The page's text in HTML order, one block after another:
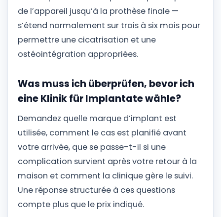
de l’appareil jusqu’à la prothèse finale —
s’étend normalement sur trois à six mois pour
permettre une cicatrisation et une
ostéointégration appropriées.
Was muss ich überprüfen, bevor ich
eine Klinik für Implantate wähle?
Demandez quelle marque d’implant est
utilisée, comment le cas est planifié avant
votre arrivée, que se passe-t-il si une
complication survient après votre retour à la
maison et comment la clinique gère le suivi.
Une réponse structurée à ces questions
compte plus que le prix indiqué.